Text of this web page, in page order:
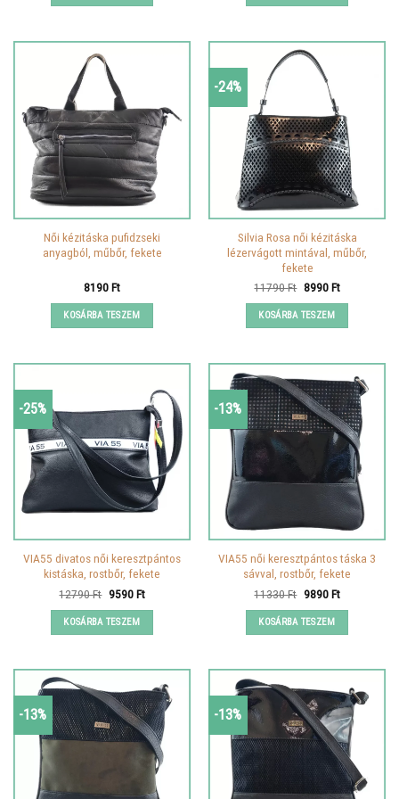
Női kézitáska pufidzseki
anyagból, műbőr, fekete
8190Ft
KOSÁRBA TESZEM
-24%
Silvia Rosa női kézitáska
lézervágott mintával, műbőr,
fekete
11790Ft Original
was:
11790 Ft.
8990FtCurrent
KOSÁRBA TESZEM
-25%
VIA55 divatos női keresztpántos
kistáska, rostbőr, fekete
12790Ft Original
was:
12790 Ft.
9590FtCurrent
KOSÁRBA TESZEM
-13%
VIA55 női keresztpántos táska 3
sávval, rostbőr, fekete
11330Ft Original
was:
11330 Ft.
9890FtCurrent
KOSÁRBA TESZEM
-13% -13%